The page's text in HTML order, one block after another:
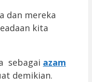
dan mereka
kita
sebagai azam
demikian.